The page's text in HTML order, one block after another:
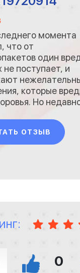
момента
что от
один
не поступает, и
которые
Но
и помогла
по
окон Рекорд
ОТЗЫВ
0